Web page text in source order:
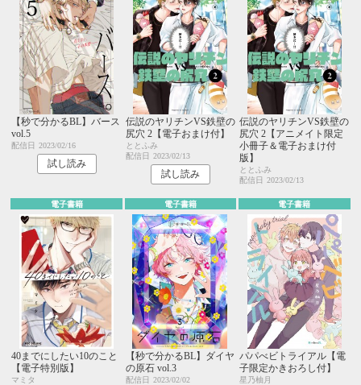
【秒で分かるBL】バース
vol.5
配信日 2023/02/16
試し読み
伝説のヤリチンVS鉄壁の
尻穴 2【電子おまけ付】
ととふみ
配信日 2023/02/13
試し読み
伝説のヤリチンVS鉄壁の
尻穴 2【アニメイト限定
小冊子＆電子おまけ付
版】
ととふみ
配信日 2023/02/13
電子書籍
40までにしたい10のこと
【電子特別版】
マミタ
電子書籍
【秒で分かるBL】ダイヤ
の原石 vol.3
配信日 2023/02/02
電子書籍
パパべビトライアル【電
子限定かきおろし付】
星乃柚月